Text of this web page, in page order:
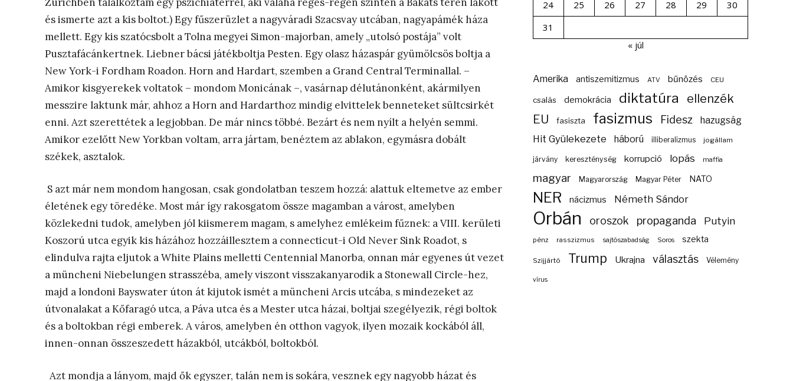
és ismerte azt a kis boltot.) Egy fűszerüzlet a nagyváradi Szacsvay utcában, nagyapámék háza
mellett. Egy kis szatócsbolt a Tolna megyei Simon-majorban, amely „utolsó postája” volt
Pusztafácánkertnek. Liebner bácsi játékboltja Pesten. Egy olasz házaspár gyümölcsös boltja a
New York-i Fordham Roadon. Horn and Hardart, szemben a Grand Central Terminallal. –
Amikor kisgyerekek voltatok – mondom Monicának –, vasárnap délutánonként, akármilyen
messzire laktunk már, ahhoz a Horn and Hardarthoz mindig elvittelek benneteket sültcsirkét
enni. Azt szerettétek a legjobban. De már nincs többé. Bezárt és nem nyílt a helyén semmi.
Amikor ezelőtt New Yorkban voltam, arra jártam, benéztem az ablakon, egymásra dobált
székek, asztalok.
S azt már nem mondom hangosan, csak gondolatban teszem hozzá: alattuk eltemetve az ember
életének egy töredéke. Most már így rakosgatom össze magamban a várost, amelyben
közlekedni tudok, amelyben jól kiismerem magam, s amelyhez emlékeim fűznek: a VIII. kerületi
Koszorú utca egyik kis házához hozzáillesztem a connecticut-i Old Never Sink Roadot, s
elindulva rajta eljutok a White Plains melletti Centennial Manorba, onnan már egyenes út vezet
a müncheni Niebelungen strasszéba, amely viszont visszakanyarodik a Stonewall Circle-hez,
majd a londoni Bayswater úton át kijutok ismét a müncheni Arcis utcába, s mindezeket az
útvonalakat a Kőfaragó utca, a Páva utca és a Mester utca házai, boltjai szegélyezik, régi boltok
és a boltokban régi emberek. A város, amelyben én otthon vagyok, ilyen mozaik kockából áll,
innen-onnan összeszedett házakból, utcákból, boltokból.
Azt mondja a lányom, majd ők egyszer, talán nem is sokára, vesznek egy nagyobb házat és
24
25 26 27 28 29
30
31
« júl
Amerika antiszemitizmus ATV bűnözés CEU
csalás demokrácia diktatúra ellenzék
EU fasiszta fasizmus Fidesz hazugság
Hit Gyülekezete háború illiberalizmus jogállam
járvány kereszténység korrupció lopás maffia
magyar Magyarország Magyar Péter NATO
NER nácizmus Németh Sándor
Orbán oroszok propaganda Putyin
pénz rasszizmus sajtószabadság Soros szekta
Szijjártó Trump Ukrajna választás Vélemény
vírus